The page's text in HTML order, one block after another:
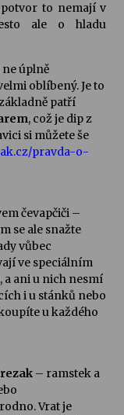
to nemají v
ale o hladu
úplně
oblíbený. Je to
patří
, což je dip z
si můžete še
pravda-o-
čevapčiči –
se ale snažte
vůbec
ve speciálním
, a ani u nich nesmí
i u stánků nebo
u každého
– ramstek a
Vrat je